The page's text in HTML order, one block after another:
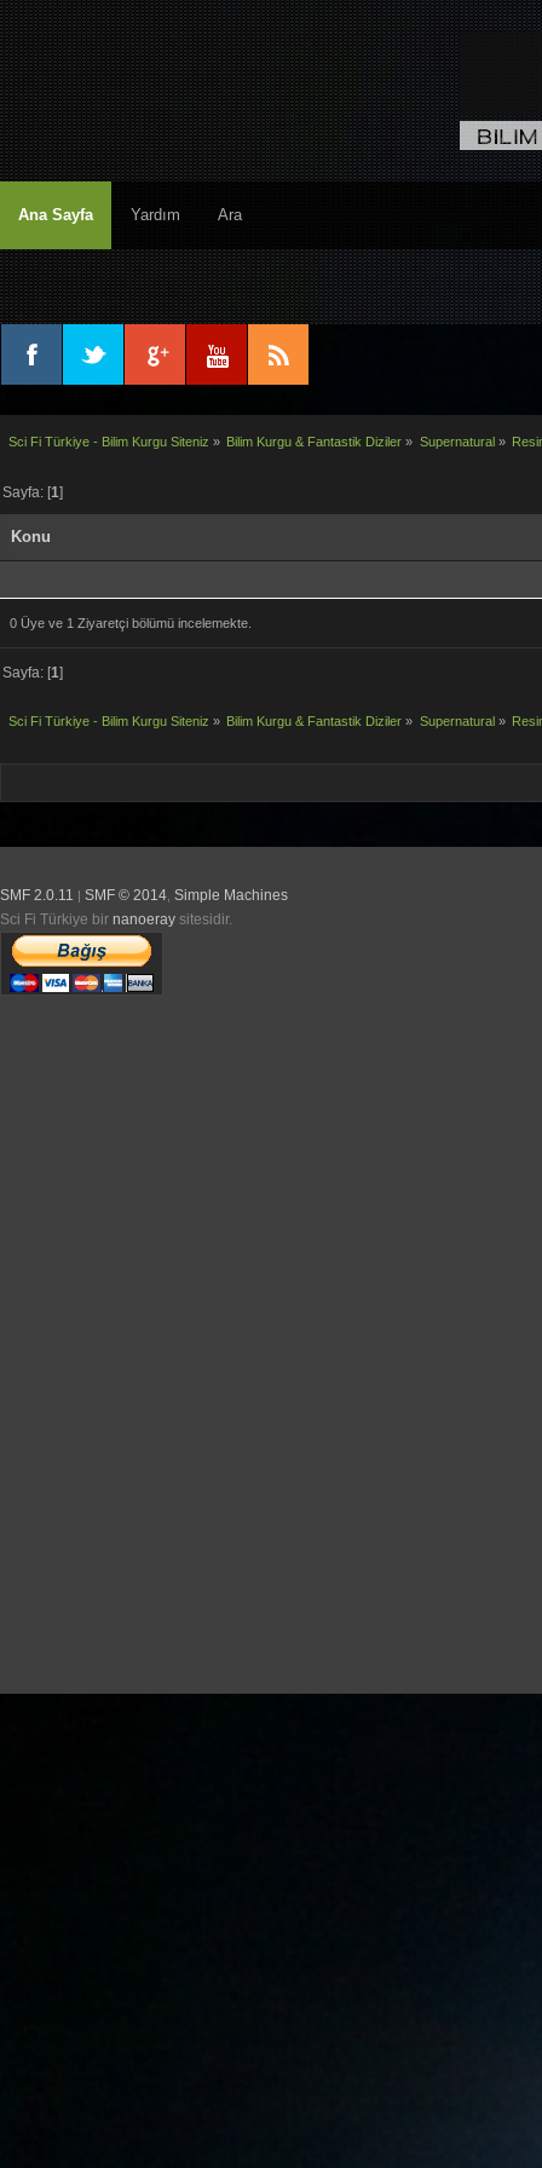
Ana Sayfa Yardım Ara
Sci Fi Türkiye - Bilim Kurgu Siteniz » Bilim Kurgu & Fantastik Diziler » Supernatural »
Sayfa: [1]
Konu
0 Üye ve 1 Ziyaretçi bölümü incelemekte.
Sayfa: [1]
Sci Fi Türkiye - Bilim Kurgu Siteniz » Bilim Kurgu & Fantastik Diziler » Supernatural»
SMF 2.0.11 | SMF © 2014 Simple Machines
Sci Fi Türkiye bir nanoeray sitesidir.